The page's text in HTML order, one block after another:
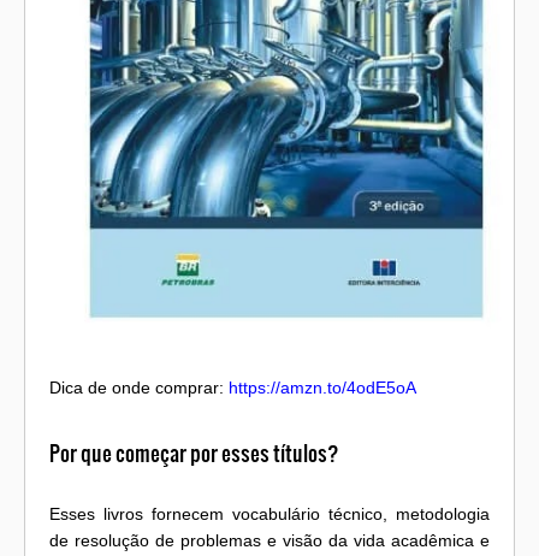
Dica de onde comprar: https://amzn.to/4odE5oA
Por que começar por esses títulos?
Esses livros fornecem vocabulário técnico, metodologia
de resolução de problemas e visão da vida acadêmica e